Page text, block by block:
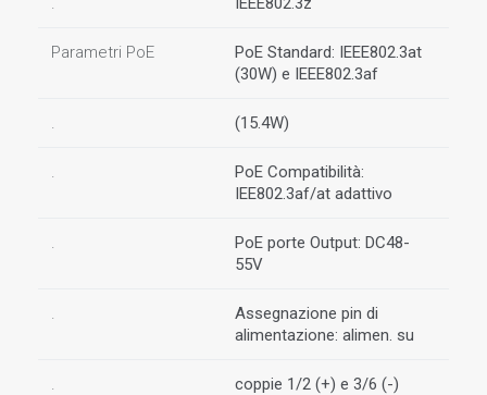
Parametri PoE
PoE Standard: IEEE802.3at
(30W) e IEEE802.3af
. (15.4W)
.
PoE Compatibilità:
IEE802.3af/at adattivo
.
PoE porte Output: DC48-
55V
.
Assegnazione pin di
alimentazione: alimen. su
. coppie 1/2 (+) e 3/6 (-)